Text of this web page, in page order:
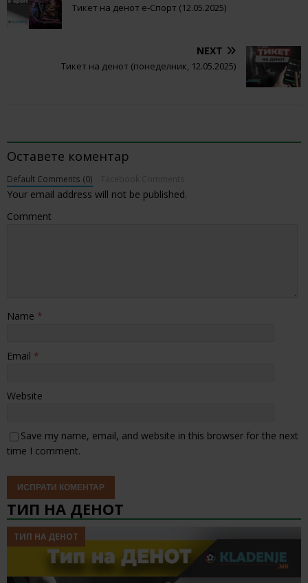
Тикет на денот е-Спорт (12.05.2025)
NEXT
Тикет на денот (понеделник, 12.05.2025)
Оставете коментар
Default Comments (0)
Your email address will not be published.
Comment
Name *
Email *
Website
Save my name, email, and website in this browser for the next
time I comment.
ТИП НА ДЕНОТ
ТИП НА ДЕНОТ